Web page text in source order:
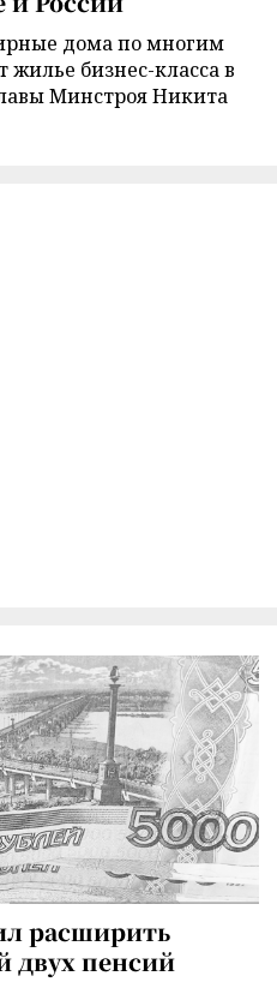
дома по многим
бизнес-класса в
Минстроя Никита
расширить
двух пенсий